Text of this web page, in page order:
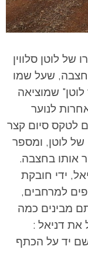
של לוטן סלווין
חצבה, שעל שמו
שמוציאה
לנוער
לטקס סיום קצר
של לוטן, ומספר
אותו בחצבה.
ידי חובקת
למרחבים,
מבינים כמה
את דניאל :
שם יד על הכתף